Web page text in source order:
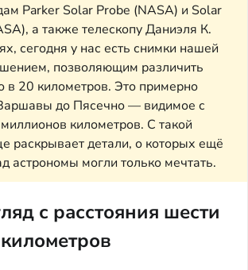
Parker Solar Probe (NASA) и Solar
а также телескопу Даниэля К.
сегодня у нас есть снимки нашей
позволяющим различить
в 20 километров. Это примерно
до Пясечно — видимое с
километров. С такой
раскрывает детали, о которых ещё
астрономы могли только мечтать.
с расстояния шести